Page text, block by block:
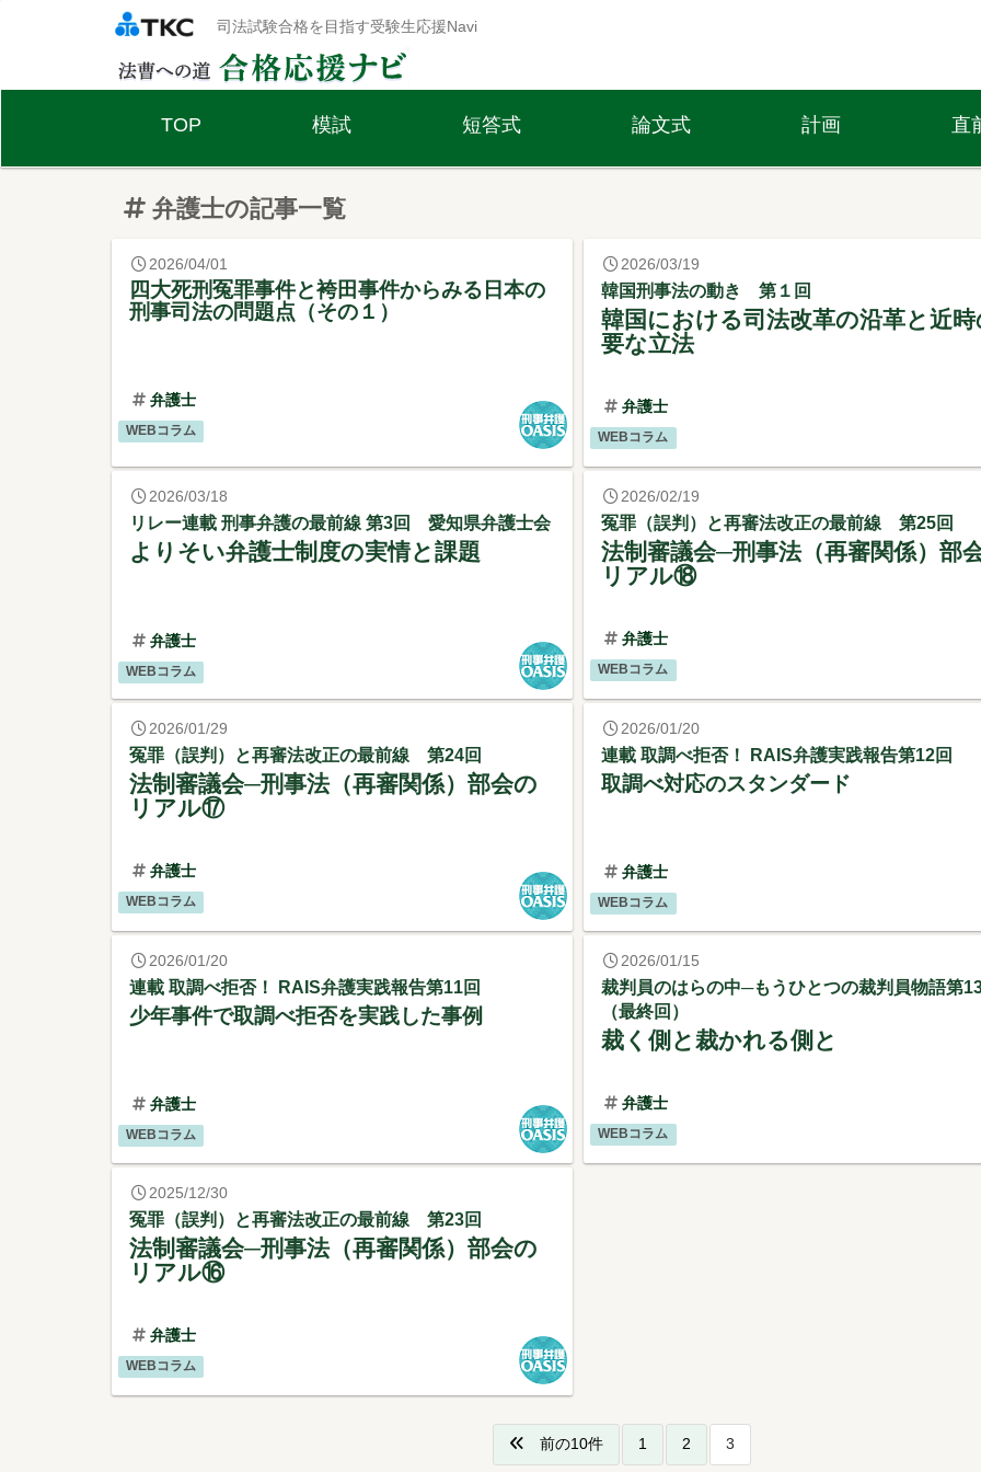
司法試験合格を目指す受験生応援Navi
弁護士の記事一覧
2026/04/01
四大死刑冤罪事件と袴田事件からみる日本の
刑事司法の問題点（その１）
弁護士
WEBコラム
2026/03/19
韓国刑事法の動き 第１回
韓国における司法改革の沿革と近
要な立法
弁護士
WEBコラム
2026/03/18
リレー連載 刑事弁護の最前線 第3回 愛知県弁護士会
よりそい弁護士制度の実情と課題
弁護士
WEBコラム
2026/02/19
冤罪（誤判）と再審法改正の最前線 第25回
法制審議会─刑事法（再審関係）部
リアル⑱
弁護士
WEBコラム
2026/01/29
冤罪（誤判）と再審法改正の最前線 第24回
法制審議会─刑事法（再審関係）部会の
リアル⑰
弁護士
WEBコラム
2026/01/20
連載 取調べ拒否！ RAIS弁護実践報告第12回
取調べ対応のスタンダード
弁護士
WEBコラム
2026/01/20
連載 取調べ拒否！ RAIS弁護実践報告第11回
少年事件で取調べ拒否を実践した事例
弁護士
WEBコラム
2026/01/15
裁判員のはらの中─もうひとつの裁判員物語第
（最終回）
裁く側と裁かれる側と
弁護士
WEBコラム
2025/12/30
冤罪（誤判）と再審法改正の最前線 第23回
法制審議会─刑事法（再審関係）部会の
リアル⑯
弁護士
WEBコラム
前の10件 1 2 3